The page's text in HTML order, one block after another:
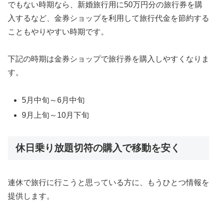
でもない時期なら、新婚旅行用に50万円分の旅行券を購
入するなど、金券ショップを利用して旅行代金を節約する
こともやりやすい時期です。
下記の時期は金券ショップで旅行券を購入しやすくなりま
す。
5月中旬～6月中旬
9月上旬～10月下旬
休日乗り放題切符の購入で移動を安く
連休で旅行に行こうと思っている方に、もうひとつ情報を
提供します。